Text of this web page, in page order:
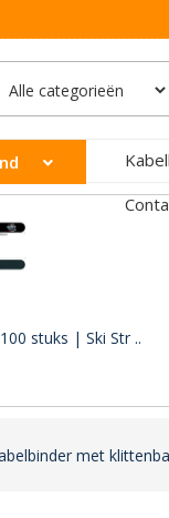
stuks | Ski Str ..
met